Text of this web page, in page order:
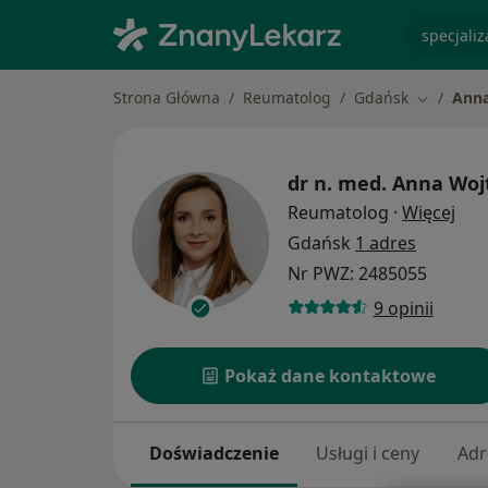
Strona Główna Reumatolog Gdańsk Zmień
dr n. med. Anna
Reumatolog · Więcej
Gdańsk 1 adres
Nr PWZ: 2485055
9 opinii
Pokaż dane kontaktowe
Doświadczenie Usługi i ceny